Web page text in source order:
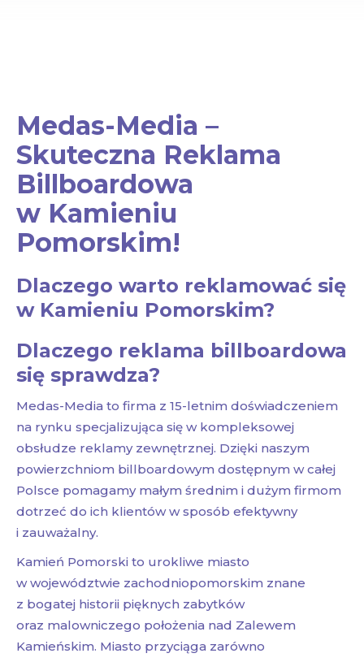
Medas-Media –
Skuteczna Reklama
Billboardowa
w Kamieniu
Pomorskim!
Dlaczego warto reklamować się
w Kamieniu Pomorskim?
Dlaczego reklama billboardowa
się sprawdza?
Medas-Media to firma z 15-letnim doświadczeniem
na rynku specjalizująca się w kompleksowej
obsłudze reklamy zewnętrznej. Dzięki naszym
powierzchniom billboardowym dostępnym w całej
Polsce pomagamy małym średnim i dużym firmom
dotrzeć do ich klientów w sposób efektywny
i zauważalny.
Kamień Pomorski to urokliwe miasto
w województwie zachodniopomorskim znane
z bogatej historii pięknych zabytków
oraz malowniczego położenia nad Zalewem
Kamieńskim. Miasto przyciąga zarówno